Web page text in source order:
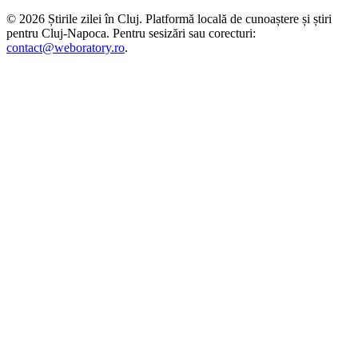
© 2026 Știrile zilei în Cluj. Platformă locală de cunoaștere și știri
pentru Cluj-Napoca. Pentru sesizări sau corecturi:
contact@weboratory.ro.